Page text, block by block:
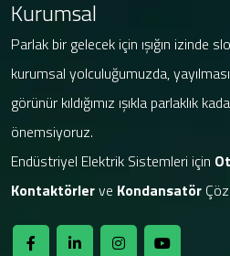
Kurumsal
Parlak bir gelecek için ışığın izinde
kurumsal yolculuğumuzda,
görünür kıldığımız ışıkla parlaklık
önemsiyoruz.
Endüstriyel Elektrik Sistemleri için
Kontaktörlerve Kondansatör